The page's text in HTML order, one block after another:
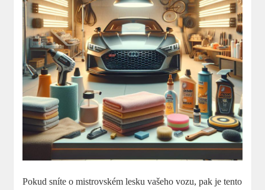
Pokud sníte o mistrovském lesku vašeho vozu, pak je tento